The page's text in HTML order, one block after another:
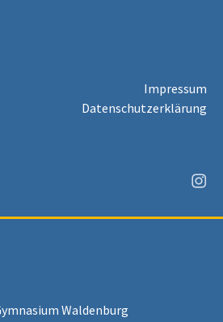
Impressum
Datenschutzerklärung
Waldenburg